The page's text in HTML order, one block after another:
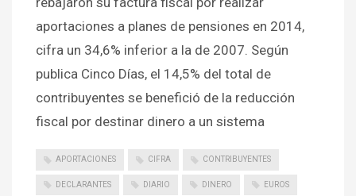
aportaciones a planes de pensiones en 2014,
cifra un 34,6% inferior a la de 2007. Según
publica Cinco Días, el 14,5% del total de
contribuyentes se benefició de la reducción
fiscal por destinar dinero a un sistema
APORTACIONES CIFRA CONTRIBUYENTES
DECLARANTES DIARIO DINERO EUROS